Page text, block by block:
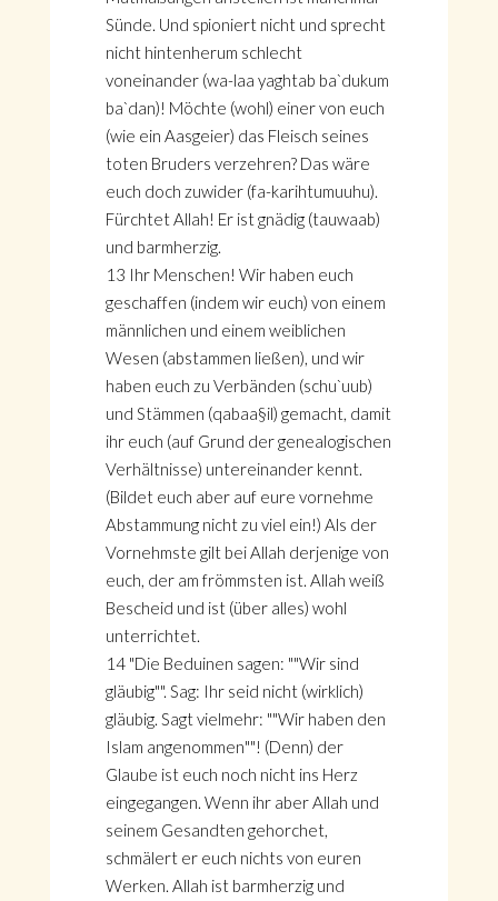
Sünde. Und spioniert nicht und sprecht
nicht hintenherum schlecht
voneinander (wa-laa yaghtab ba`dukum
ba`dan)! Möchte (wohl) einer von euch
(wie ein Aasgeier) das Fleisch seines
toten Bruders verzehren? Das wäre
euch doch zuwider (fa-karihtumuuhu).
Fürchtet Allah! Er ist gnädig (tauwaab)
und barmherzig.
13 Ihr Menschen! Wir haben euch
geschaffen (indem wir euch) von einem
männlichen und einem weiblichen
Wesen (abstammen ließen), und wir
haben euch zu Verbänden (schu`uub)
und Stämmen (qabaa§il) gemacht, damit
ihr euch (auf Grund der genealogischen
Verhältnisse) untereinander kennt.
(Bildet euch aber auf eure vornehme
Abstammung nicht zu viel ein!) Als der
Vornehmste gilt bei Allah derjenige von
euch, der am frömmsten ist. Allah weiß
Bescheid und ist (über alles) wohl
unterrichtet.
14 "Die Beduinen sagen: ""Wir sind
gläubig"". Sag: Ihr seid nicht (wirklich)
gläubig. Sagt vielmehr: ""Wir haben den
Islam angenommen""! (Denn) der
Glaube ist euch noch nicht ins Herz
eingegangen. Wenn ihr aber Allah und
seinem Gesandten gehorchet,
schmälert er euch nichts von euren
Werken. Allah ist barmherzig und